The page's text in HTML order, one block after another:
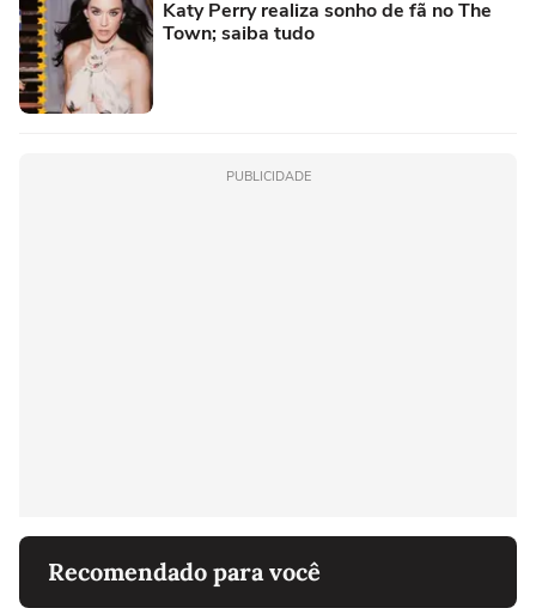
Katy Perry realiza sonho de fã no The
Town; saiba tudo
PUBLICIDADE
Recomendado para você